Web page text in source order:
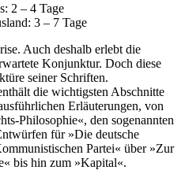
2 – 4 Tage
3 – 7 Tage
Auch deshalb erlebt die
Konjunktur. Doch diese
seiner Schriften.
die wichtigsten Abschnitte
Erläuterungen, von
Philosophie«, den sogenannten
für »Die deutsche
Partei« über »Zur
bis hin zum »Kapital«.